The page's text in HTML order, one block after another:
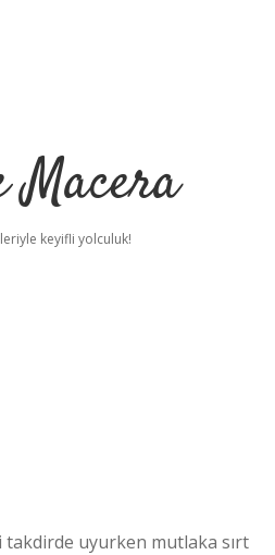
Macera
keyifli yolculuk!
takdirde uyurken mutlaka sırt